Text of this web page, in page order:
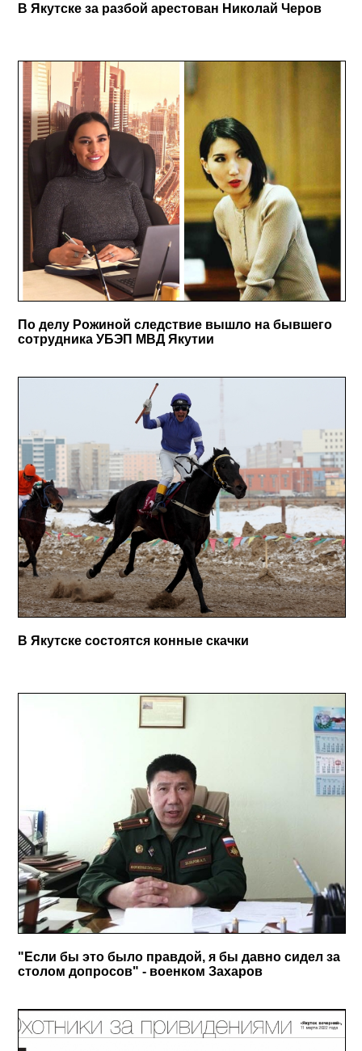
В Якутске за разбой арестован Николай Черов
По делу Рожиной следствие вышло на бывшего
сотрудника УБЭП МВД Якутии
В Якутске состоятся конные скачки
"Если бы это было правдой, я бы давно сидел за
столом допросов" - военком Захаров